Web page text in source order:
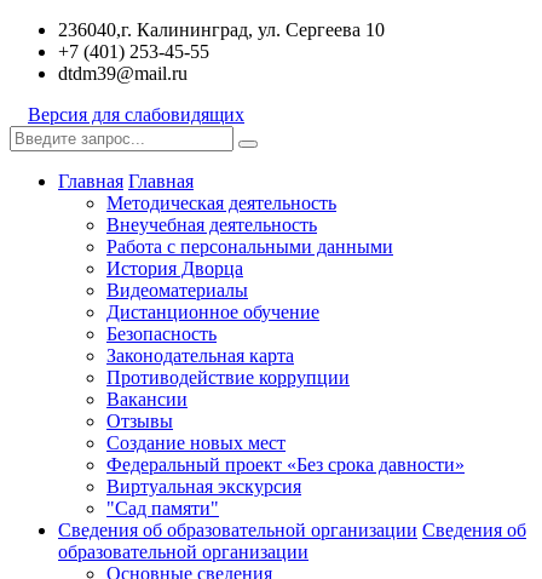
236040,г. Калининград, ул. Сергеева 10
+7 (401) 253-45-55
dtdm39@mail.ru
Версия для слабовидящих
Главная Главная
Методическая деятельность
Внеучебная деятельность
Работа с персональными данными
История Дворца
Видеоматериалы
Дистанционное обучение
Безопасность
Законодательная карта
Противодействие коррупции
Вакансии
Отзывы
Создание новых мест
Федеральный проект «Без срока давности»
Виртуальная экскурсия
"Сад памяти"
Сведения об образовательной организации Сведения об
образовательной организации
Основные сведения